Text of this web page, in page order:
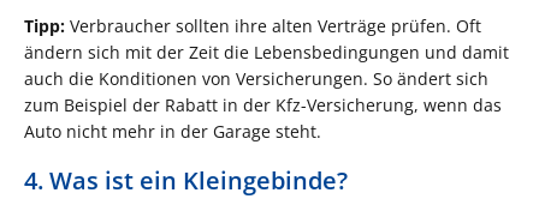
Tipp: Verbraucher sollten ihre alten Verträge prüfen. Oft
ändern sich mit der Zeit die Lebensbedingungen und damit
auch die Konditionen von Versicherungen. So ändert sich
zum Beispiel der Rabatt in der Kfz-Versicherung, wenn das
Auto nicht mehr in der Garage steht.
4. Was ist ein Kleingebinde?